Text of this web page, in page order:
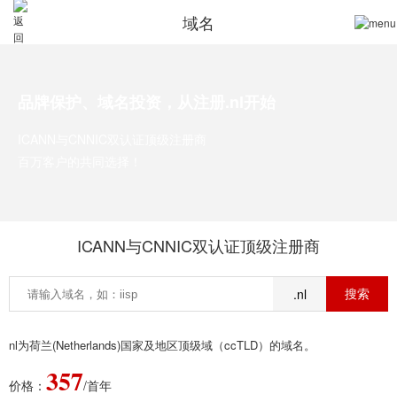
域名
ICANN与CNNIC双认证顶级注册商
.nl
nl为荷兰(Netherlands)国家及地区顶级域（ccTLD）的域名。
价格： 357/首年